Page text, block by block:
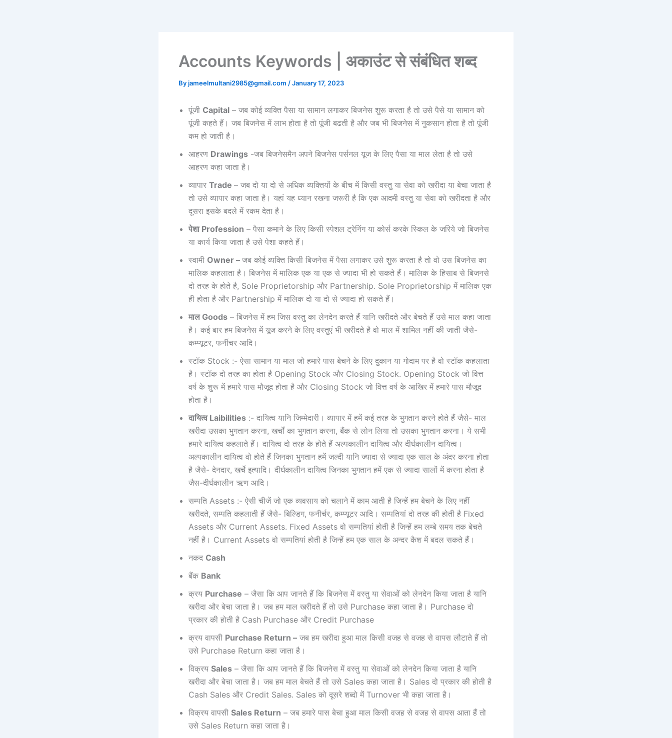
Accounts Keywords | अकाउंट से संबंधित शब्द
Byjameelmultani2985@gmail.com /January 17, 2023
पूंजी Capital – जब कोई व्यक्ति पैसा या सामान लगाकर बिजनेस शुरू करता है तो उसे पैसे या सामान को
पूंजी कहते हैं। जब बिजनेस में लाभ होता है तो पूंजी बढती है और जब भी बिजनेस में नुकसान होता है तो पूंजी
कम हो जाती है।
आहरण Drawings -जब बिजनेसमैन अपने बिजनेस पर्सनल यूज के लिए पैसा या माल लेता है तो उसे
आहरण कहा जाता है।
व्यापार Trade – जब दो या दो से अधिक व्यक्तियों के बीच में किसी वस्तु या सेवा को खरीदा या बेचा जाता है
तो उसे व्यापार कहा जाता है। यहां यह ध्यान रखना जरूरी है कि एक आदमी वस्तु या सेवा को खरीदता है और
दूसरा इसके बदले में रकम देता है।
पेशा Profession – पैसा कमाने के लिए किसी स्पेशल ट्रेनिंग या कोर्स करके स्किल के जरिये जो बिजनेस
या कार्य किया जाता है उसे पेशा कहते हैं।
स्वामी Owner – जब कोई व्यक्ति किसी बिजनेस में पैसा लगाकर उसे शुरू करता है तो वो उस बिजनेस का
मालिक कहलाता है। बिजनेस में मालिक एक या एक से ज्यादा भी हो सकते हैं। मालिक के हिसाब से बिजनसे
दो तरह के होते है, Sole Proprietorship और Partnership. Sole Proprietorship में मालिक एक
ही होता है और Partnership में मालिक दो या दो से ज्यादा हो सकते हैं।
माल Goods – बिजनेस में हम जिस वस्तु का लेनदेन करते हैं यानि खरीदते और बेचते हैं उसे माल कहा जाता
है। कई बार हम बिजनेस में यूज करने के लिए वस्तुएं भी खरीदते है वो माल में शामिल नहीं की जाती जैसे-
कम्प्यूटर, फर्नीचर आदि।
स्टॉक Stock :- ऐसा सामान या माल जो हमारे पास बेचने के लिए दुकान या गोदाम पर है वो स्टॉक कहलाता
है। स्टॉक दो तरह का होता है Opening Stock और Closing Stock. Opening Stock जो वित्त
वर्ष के शुरू में हमारे पास मौजूद होता है और Closing Stock जो वित्त वर्ष के आखिर में हमारे पास मौजूद
होता है।
दायित्व Laibilities :- दायित्व यानि जिम्मेदारी। व्यापार में हमें कई तरह के भुगतान करने होते हैं जैसे- माल
खरीदा उसका भुगतान करना, खर्चों का भुगतान करना, बैंक से लोन लिया तो उसका भुगतान करना। ये सभी
हमारे दायित्व कहलाते हैं। दायित्व दो तरह के होते हैं अल्पकालीन दायित्व और दीर्घकालीन दायित्व।
अल्पकालीन दायित्व वो होते हैं जिनका भुगतान हमें जल्दी यानि ज्यादा से ज्यादा एक साल के अंदर करना होता
है जैसे- देनदार, खर्चे इत्यादि। दीर्घकालीन दायित्व जिनका भुगतान हमें एक से ज्यादा सालों में करना होता है
जैस-दीर्घकालीन ऋण आदि।
सम्पति Assets :- ऐसी चीजें जो एक व्यवसाय को चलाने में काम आती है जिन्हें हम बेचने के लिए नहीं
खरीदते, सम्पति कहलाती हैं जैसे- बिल्डिग, फनीर्चर, कम्प्यूटर आदि। सम्पतियां दो तरह की होती है Fixed
Assets और Current Assets. Fixed Assets वो सम्पतियां होती है जिन्हें हम लम्बे समय तक बेचते
नहीं है। Current Assets वो सम्पतियां होती है जिन्हें हम एक साल के अन्दर कैश में बदल सकते हैं।
नकद Cash
बैंक Bank
क्रय Purchase – जैसा कि आप जानते हैं कि बिजनेस में वस्तु या सेवाओं को लेनदेन किया जाता है यानि
खरीदा और बेचा जाता है। जब हम माल खरीदते हैं तो उसे Purchase कहा जाता है। Purchase दो
प्रकार की होती है Cash Purchase और Credit Purchase
क्रय वापसी Purchase Return – जब हम खरीदा हुआ माल किसी वजह से वजह से वापस लौटाते हैं तो
उसे Purchase Return कहा जाता है।
विक्रय Sales – जैसा कि आप जानते हैं कि बिजनेस में वस्तु या सेवाओं को लेनदेन किया जाता है यानि
खरीदा और बेचा जाता है। जब हम माल बेचते हैं तो उसे Sales कहा जाता है। Sales दो प्रकार की होती है
Cash Sales और Credit Sales. Sales को दूसरे शब्दो में Turnover भी कहा जाता है।
विक्रय वापसी Sales Return – जब हमारे पास बेचा हुआ माल किसी वजह से वजह से वापस आता हैं तो
उसे Sales Return कहा जाता है।